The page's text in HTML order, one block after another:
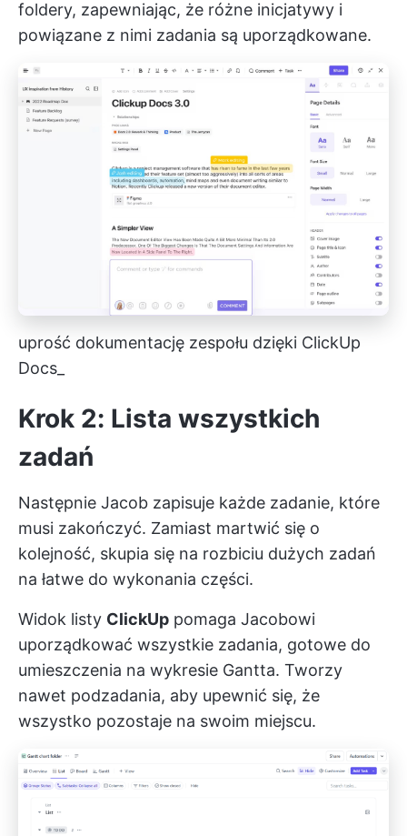
foldery, zapewniając, że różne inicjatywy i
powiązane z nimi zadania są uporządkowane.
uprość dokumentację zespołu dzięki ClickUp
Docs_
Krok 2: Lista wszystkich
zadań
Następnie Jacob zapisuje każde zadanie, które
musi zakończyć. Zamiast martwić się o
kolejność, skupia się na rozbiciu dużych zadań
na łatwe do wykonania części.
Widok listy ClickUp pomaga Jacobowi
uporządkować wszystkie zadania, gotowe do
umieszczenia na wykresie Gantta. Tworzy
nawet podzadania, aby upewnić się, że
wszystko pozostaje na swoim miejscu.